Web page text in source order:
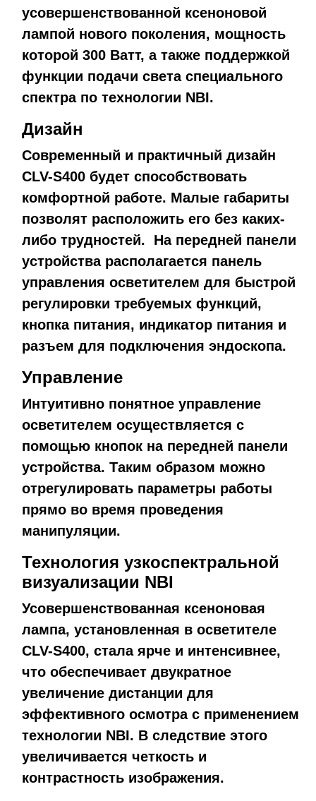
усовершенствованной ксеноновой
лампой нового поколения, мощность
которой 300 Ватт, а также поддержкой
функции подачи света специального
спектра по технологии NBI.
Дизайн
Современный и практичный дизайн
CLV-S400 будет способствовать
комфортной работе. Малые габариты
позволят расположить его без каких-
либо трудностей. На передней панели
устройства располагается панель
управления осветителем для быстрой
регулировки требуемых функций,
кнопка питания, индикатор питания и
разъем для подключения эндоскопа.
Управление
Интуитивно понятное управление
осветителем осуществляется с
помощью кнопок на передней панели
устройства. Таким образом можно
отрегулировать параметры работы
прямо во время проведения
манипуляции.
Технология узкоспектральной
визуализации NBI
Усовершенствованная ксеноновая
лампа, установленная в осветителе
CLV-S400, стала ярче и интенсивнее,
что обеспечивает двукратное
увеличение дистанции для
эффективного осмотра с применением
технологии NBI. В следствие этого
увеличивается четкость и
контрастность изображения.